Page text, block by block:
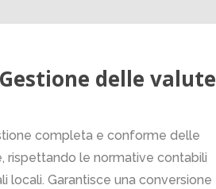
delle valute
completa e conforme delle
rispettando le normative contabili
locali. Garantisce una conversione